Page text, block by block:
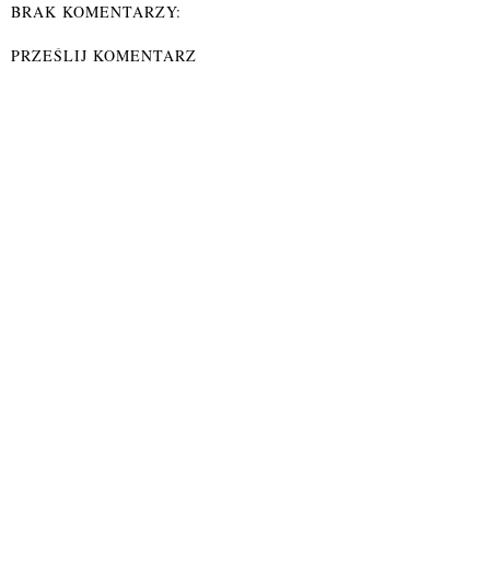
BRAK KOMENTARZY:
PRZEŚLIJ KOMENTARZ